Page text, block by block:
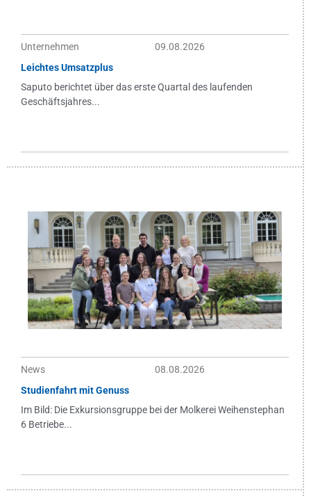
Unternehmen
09.08.2026
Leichtes Umsatzplus
Saputo berichtet über das erste Quartal des laufenden
Geschäftsjahres...
News
08.08.2026
Studienfahrt mit Genuss
Im Bild: Die Exkursionsgruppe bei der Molkerei Weihenstephan
6 Betriebe...